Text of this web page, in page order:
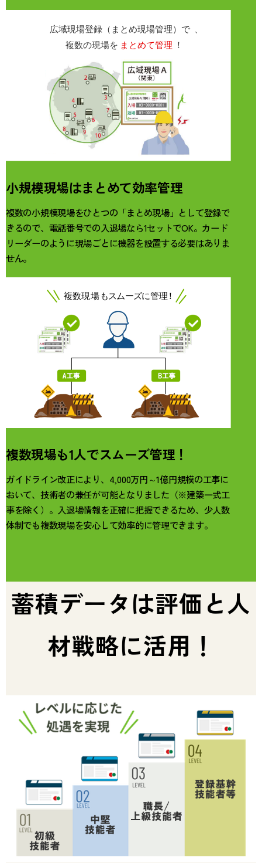
小規模現場はまとめて効率管理
複数の小規模現場をひとつの「まとめ現場」として登録で
きるので、電話番号での入退場なら1セットでOK。カード
リーダーのように現場ごとに機器を設置する必要はありま
せん。
複数現場も1人でスムーズ管理！
ガイドライン改正により、4,000万円～1億円規模の工事に
おいて、技術者の兼任が可能となりました（※建築一式工
事を除く）。入退場情報を正確に把握できるため、少人数
体制でも複数現場を安心して効率的に管理できます。
蓄積データは評価と人
材戦略に活用！